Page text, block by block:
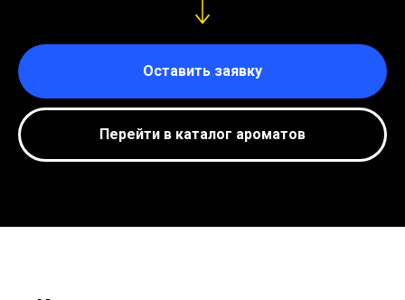
Оставить заявку
Перейти в каталог ароматов